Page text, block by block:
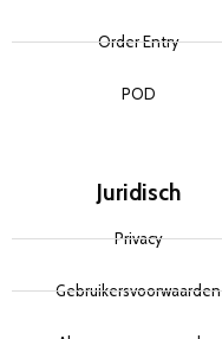
Order Entry
POD
Juridisch
Privacy
Gebruikersvoorwaarden